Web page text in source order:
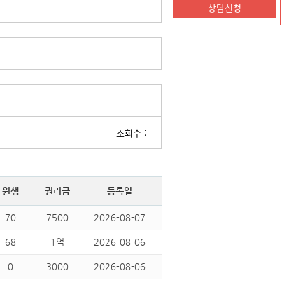
조회수 :
원생 권리금 등록일
70 7500 2026-08-07
68 1억 2026-08-06
0 3000 2026-08-06